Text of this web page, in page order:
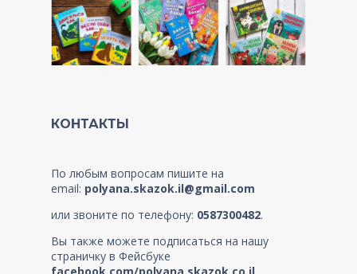
КОНТАКТЫ
По любым вопросам пишите на
email: polyana.skazok.il@gmail.com
или звоните по телефону: 0587300482.
Вы также можете подписаться на нашу
страничку в Фейсбуке